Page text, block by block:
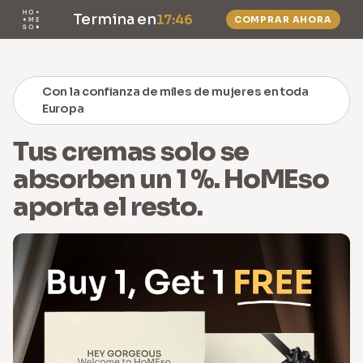
Compra elMicro Stamp
y obtén todas las recargas de suero con
un50% de descuento.
Termina en17:46 COMPRAR AHORA
Con la confianza de miles de mujeres en toda
Europa
Tus cremas solo se
absorben un 1 %. HoMEso
aporta el resto.